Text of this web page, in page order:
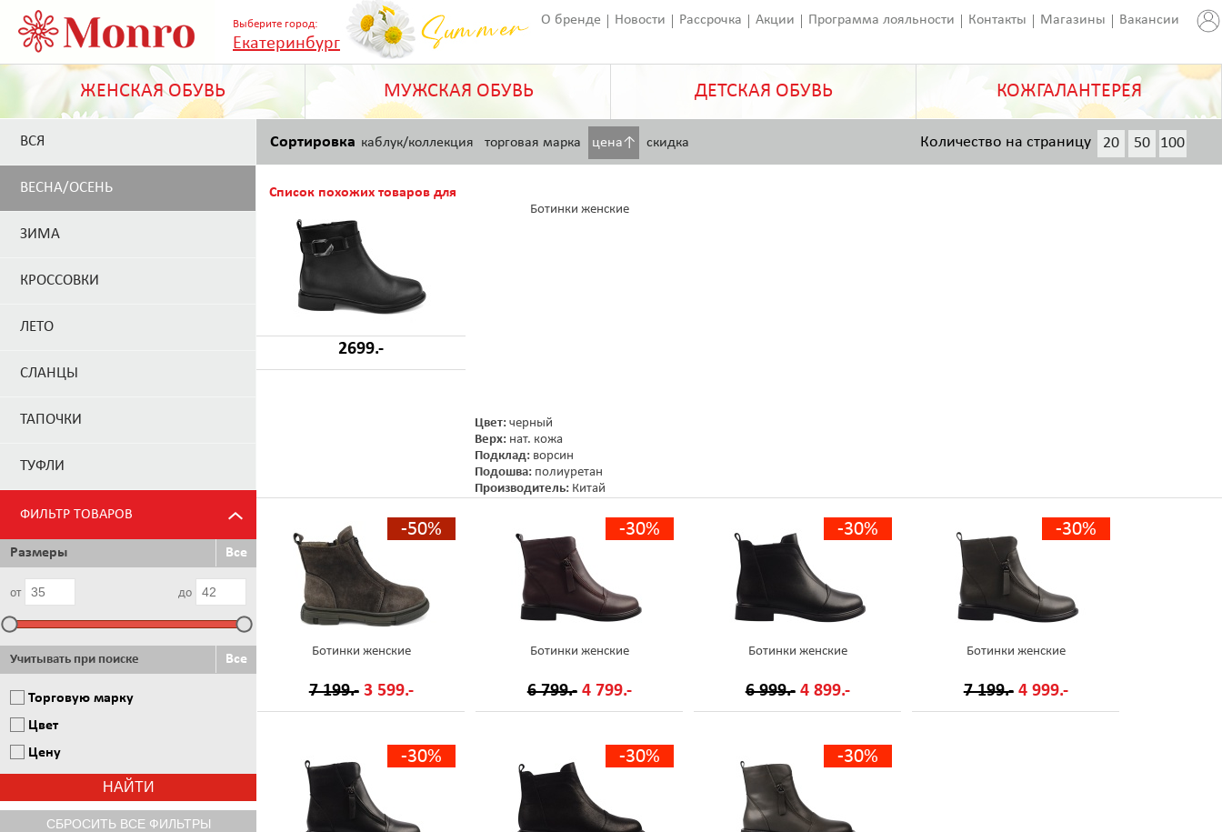
Выберите город:
Екатеринбург
О бренде Новости Рассрочка Акции Программа лояльности Контакты Магазины Вакансии
ЖЕНСКАЯ ОБУВЬ МУЖСКАЯ ОБУВЬ ДЕТСКАЯ ОБУВЬ КОЖГАЛАНТЕРЕЯ
ВСЯ
ВЕСНА/ОСЕНЬ
ЗИМА
КРОССОВКИ
ЛЕТО
СЛАНЦЫ
ТАПОЧКИ
ТУФЛИ
ФИЛЬТР ТОВАРОВ
Размеры Все
от до
Учитывать при поиске Все
Торговую марку
Цвет
Цену
Сортировка каблук/коллекция торговая марка цена↑ скидка 20 50 100
Количество на страницу
Список похожих товаров для
2699.-
Ботинки женские
Цвет: черный
Верх: нат. кожа
Подклад: ворсин
Подошва: полиуретан
Производитель: Китай
-50%
Ботинки женские
7 199.- 3 599.-
-30%
Ботинки женские
6 799.- 4 799.-
-30%
Ботинки женские
6 999.- 4 899.-
-30%
Ботинки женские
7 199.- 4 999.-
-30% -30% -30%